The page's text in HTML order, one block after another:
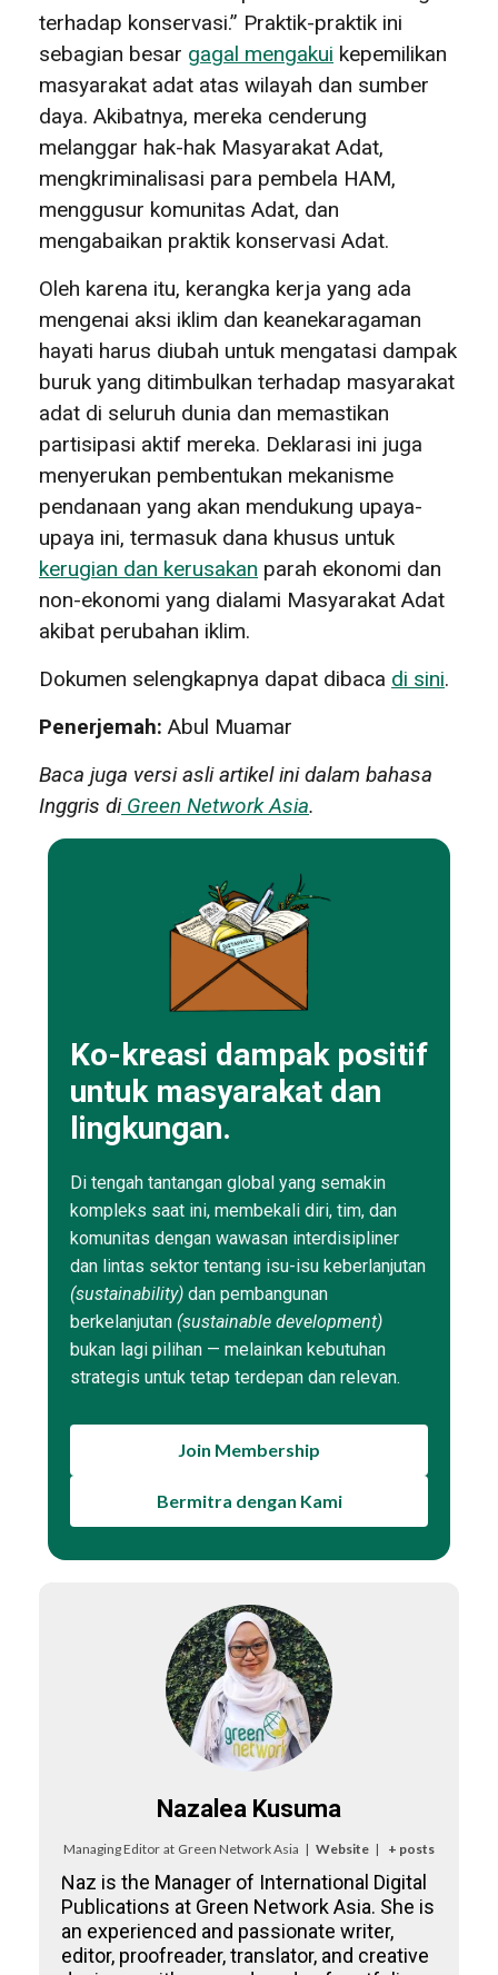
terhadap konservasi.” Praktik-praktik ini
sebagian besar gagal mengakui kepemilikan
masyarakat adat atas wilayah dan sumber
daya. Akibatnya, mereka cenderung
melanggar hak-hak Masyarakat Adat,
mengkriminalisasi para pembela HAM,
menggusur komunitas Adat, dan
mengabaikan praktik konservasi Adat.
Oleh karena itu, kerangka kerja yang ada
mengenai aksi iklim dan keanekaragaman
hayati harus diubah untuk mengatasi dampak
buruk yang ditimbulkan terhadap masyarakat
adat di seluruh dunia dan memastikan
partisipasi aktif mereka. Deklarasi ini juga
menyerukan pembentukan mekanisme
pendanaan yang akan mendukung upaya-
upaya ini, termasuk dana khusus untuk
kerugian dan kerusakan parah ekonomi dan
non-ekonomi yang dialami Masyarakat Adat
akibat perubahan iklim.
Dokumen selengkapnya dapat dibaca di sini.
Penerjemah: Abul Muamar
Baca juga versi asli artikel ini dalam bahasa
Inggris diGreen Network Asia.
Ko-kreasi dampak positif
untuk masyarakat dan
lingkungan.
Di tengah tantangan global yang semakin
kompleks saat ini, membekali diri, tim, dan
komunitas dengan wawasan interdisipliner
dan lintas sektor tentang isu-isu keberlanjutan
(sustainability) dan pembangunan
berkelanjutan (sustainable development)
bukan lagi pilihan — melainkan kebutuhan
strategis untuk tetap terdepan dan relevan.
Join Membership
Bermitra dengan Kami
Nazalea Kusuma
Managing Editor at Green Network Asia | Website | + posts
Naz is the Manager of International Digital
Publications at Green Network Asia. She is
an experienced and passionate writer,
editor, proofreader, translator, and creative